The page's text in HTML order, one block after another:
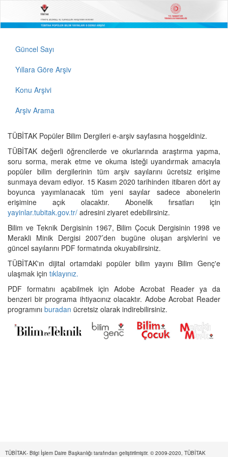
Güncel Sayı
Yıllara Göre Arşiv
Konu Arşivi
Arşiv Arama
TÜBİTAK Popüler Bilim Dergileri e-arşiv sayfasına hoşgeldiniz.
TÜBİTAK değerli öğrencilerde ve okurlarında araştırma yapma,
soru sorma, merak etme ve okuma isteği uyandırmak amacıyla
popüler bilim dergilerinin tüm arşiv sayılarını ücretsiz erişime
sunmaya devam ediyor. 15 Kasım 2020 tarihinden itibaren dört ay
boyunca yayımlanacak tüm yeni sayılar sadece abonelerin
erişimine açık olacaktır. Abonelik fırsatları için
yayinlar.tubitak.gov.tr/ adresini ziyaret edebilirsiniz.
Bilim ve Teknik Dergisinin 1967, Bilim Çocuk Dergisinin 1998 ve
Merakli Minik Dergisi 2007’den bugüne oluşan arşivlerini ve
güncel sayılarını PDF formatında okuyabilirsiniz.
TÜBİTAK'ın dijital ortamdaki popüler bilim yayını Bilim Genç'e
ulaşmak için tıklayınız.
PDF formatını açabilmek için Adobe Acrobat Reader ya da
benzeri bir programa ihtiyacınız olacaktır. Adobe Acrobat Reader
programını buradan ücretsiz olarak indirebilirsiniz.
TÜBİTAK- Bilgi İşlem Daire Başkanlığı tarafından geliştirilmiştir. © 2009-2020, TÜBİTAK